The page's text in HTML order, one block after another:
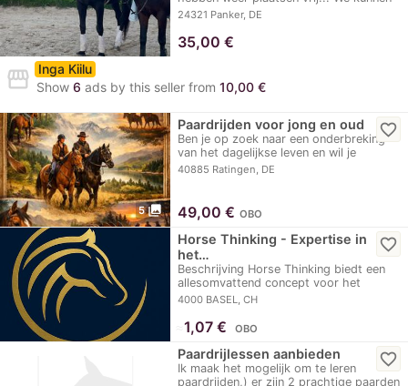
weer een…
24321 Panker, DE
35,00 €
storefront
Inga Kiilu
Show 6 ads by this seller from 10,00 €
5 photo_library
Paardrijden voor jong en oud
Ben je op zoek naar een onderbreking
van het dagelijkse leven en wil je
genieten van…
40885 Ratingen, DE
favorite_border
49,00 € OBO
Horse Thinking - Expertise in
het…
Beschrijving Horse Thinking biedt een
allesomvattend concept voor het
werken met…
4000 BASEL, CH
favorite_border
1,07 € OBO
Paardrijlessen aanbieden
Ik maak het mogelijk om te leren
paardrijden,) er zijn 2 prachtige paarden
favorite_border